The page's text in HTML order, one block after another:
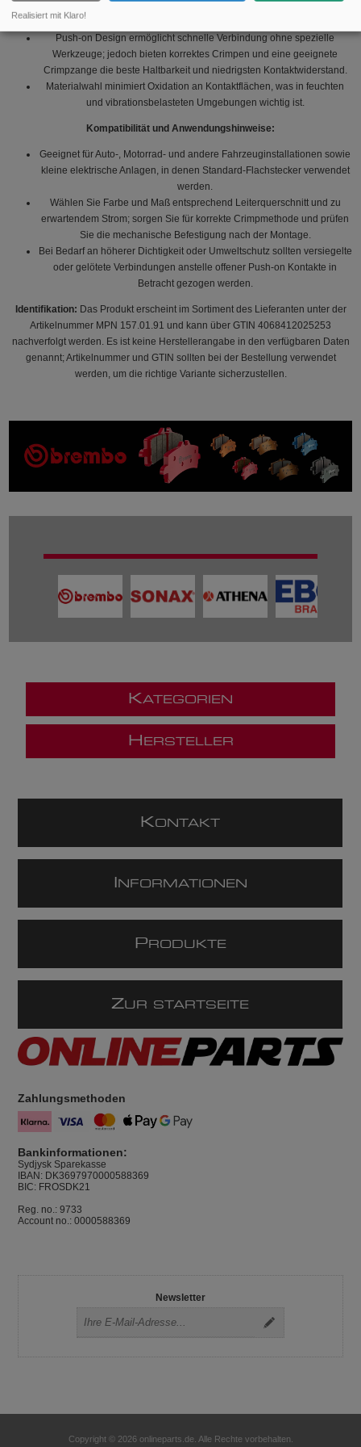
Vollständig isolierte Varianten verringern das Kurzschlussrisiko bei
Push-on Design ermöglicht schnelle Verbindung ohne spezielle
Werkzeuge; jedoch bieten korrektes Crimpen und eine geeignete
Crimpzange die beste Haltbarkeit und niedrigsten Kontaktwiderstand.
Materialwahl minimiert Oxidation an Kontaktflächen, was in feuchten
und vibrationsbelasteten Umgebungen wichtig ist.
Kompatibilität und Anwendungshinweise:
Geeignet für Auto-, Motorrad- und andere Fahrzeuginstallationen sowie
kleine elektrische Anlagen, in denen Standard-Flachstecker verwendet
werden.
Wählen Sie Farbe und Maß entsprechend Leiterquerschnitt und zu
erwartendem Strom; sorgen Sie für korrekte Crimpmethode und prüfen
Sie die mechanische Befestigung nach der Montage.
Bei Bedarf an höherer Dichtigkeit oder Umweltschutz sollten versiegelte
oder gelötete Verbindungen anstelle offener Push-on Kontakte in
Betracht gezogen werden.
Identifikation: Das Produkt erscheint im Sortiment des Lieferanten unter der
Artikelnummer MPN 157.01.91 und kann über GTIN 4068412025253
nachverfolgt werden. Es ist keine Herstellerangabe in den verfügbaren Daten
genannt; Artikelnummer und GTIN sollten bei der Bestellung verwendet
werden, um die richtige Variante sicherzustellen.
KATEGORIEN
H ERSTELLER
KONTAKT
NFORMATIONEN
P RODUKTE
ZUR STARTSEITE
Zahlungsmethoden
Bankinformationen:
Sydjysk Sparekasse
IBAN: DK3697970000588369
BIC: FROSDK21
Reg. no.: 9733
Account no.: 0000588369
Newsletter
Copyright © 2026 onlineparts.de. Alle Rechte vorbehalten.
Realisiert mit Klaro!